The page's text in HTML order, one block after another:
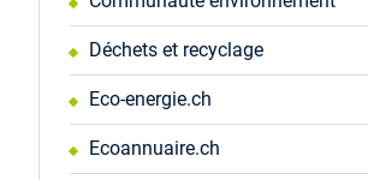
Déchets et recyclage
Eco-energie.ch
Ecoannuaire.ch